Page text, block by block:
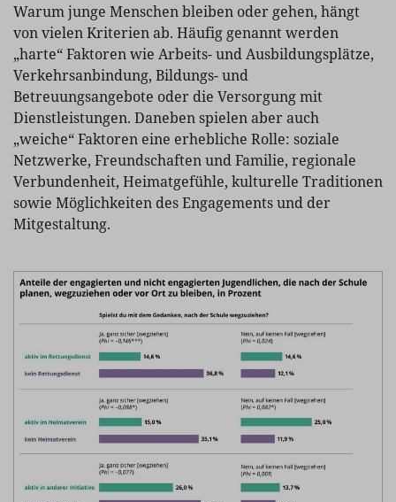
Warum junge Menschen bleiben oder gehen, hängt
von vielen Kriterien ab. Häufig genannt werden
„harte“ Faktoren wie Arbeits- und Ausbildungsplätze,
Verkehrsanbindung, Bildungs- und
Betreuungsangebote oder die Versorgung mit
Dienstleistungen. Daneben spielen aber auch
„weiche“ Faktoren eine erhebliche Rolle: soziale
Netzwerke, Freundschaften und Familie, regionale
Verbundenheit, Heimatgefühle, kulturelle Traditionen
sowie Möglichkeiten des Engagements und der
Mitgestaltung.